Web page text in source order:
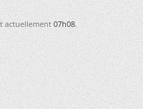
actuellement07h08.